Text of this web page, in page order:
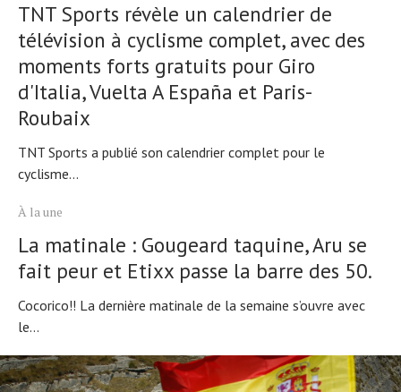
TNT Sports révèle un calendrier de
télévision à cyclisme complet, avec des
moments forts gratuits pour Giro
d'Italia, Vuelta A España et Paris-
Roubaix
TNT Sports a publié son calendrier complet pour le
cyclisme...
À la une
La matinale : Gougeard taquine, Aru se
fait peur et Etixx passe la barre des 50.
Cocorico!! La dernière matinale de la semaine s’ouvre avec
le...